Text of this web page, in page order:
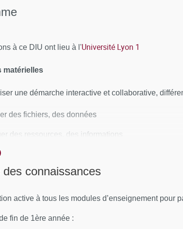
à ce DIU ont lieu à l'Université Lyon 1
matérielles
une démarche interactive et collaborative,
des fichiers, des données
des ressources, des informations
simplement en dehors de la salle de cours et
DE SUIVRE L’EXÉCUTION DE LA
formation, le stagiaire émarge une feuille de
des connaissances
active à tous les modules d’enseignement pour
fin de 1ère année :